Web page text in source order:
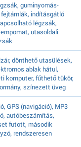
guminyomás-
indításgátló
légzsák,
utasoldali
dönthető utasülések,
ablak hátul,
komputer, fűthető tükör,
színezett üveg
GPS (navigáció), MP3
autóbeszámítás,
futott, második
rendszeresen